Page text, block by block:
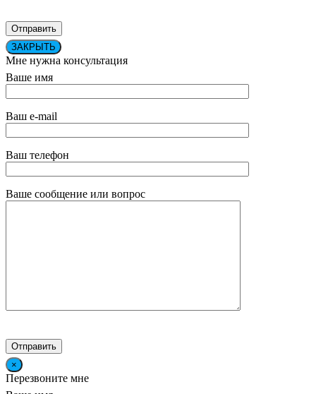
ЗАКРЫТЬ
Мне нужна консультация
Ваше имя
Ваш e-mail
Ваш телефон
Ваше сообщение или вопрос
×
Перезвоните мне